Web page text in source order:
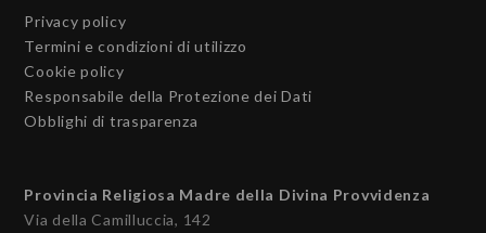
Privacy policy
Termini e condizioni di utilizzo
Cookie policy
Responsabile della Protezione dei Dati
Obblighi di trasparenza
Provincia Religiosa Madre della Divina Provvidenza
Via della Camilluccia, 142